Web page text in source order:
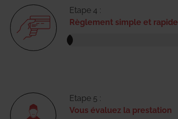
Etape 4 :
Règlement simple et rapide
Etape 5 :
Vous évaluez la prestation